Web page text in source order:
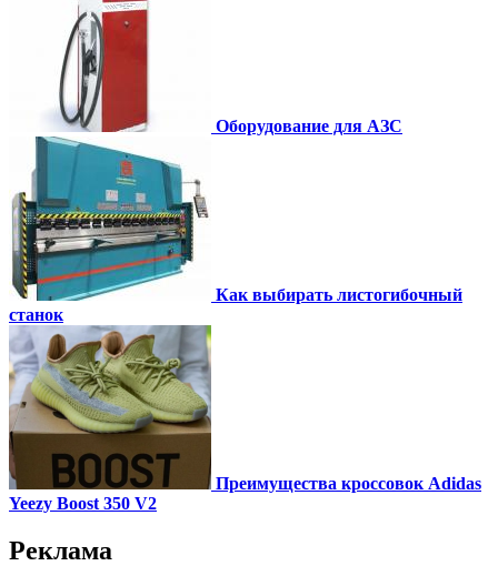
Оборудование для АЗС
Как выбирать листогибочный
станок
Преимущества кроссовок Adidas
Yeezy Boost 350 V2
Реклама